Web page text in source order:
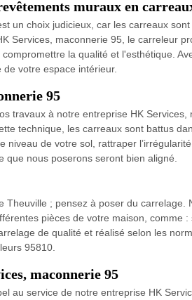
muraux en
un choix judicieux, car les carreaux
Services, maconnerie 95, le carreleur
la qualité et l'esthétique.
votre espace intérieur.
95
travaux à notre entreprise HK
technique, les carreaux sont battus
niveau de votre sol, rattraper
que nous poserons seront bien aligné.
; pensez à poser du
pièces de votre maison, comme
de qualité et réalisé selon les
95810.
maconnerie 95
au service de notre entreprise HK